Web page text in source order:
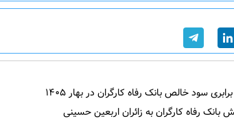
رفاه کارگران به زائران اربعین حسینی